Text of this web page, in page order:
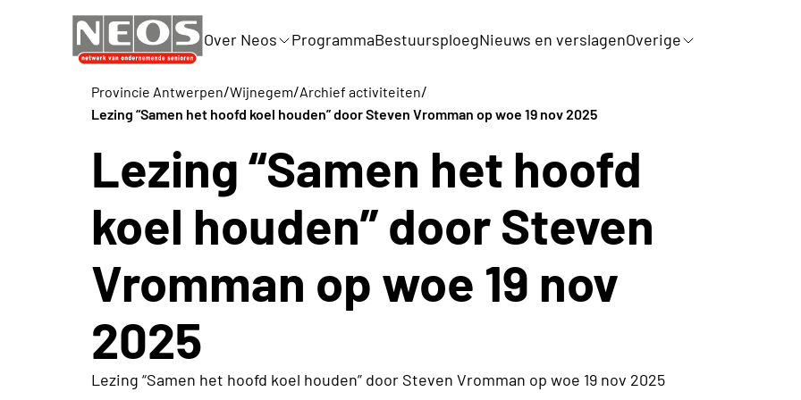
Over Neos ProgrammaBestuursploegNieuws en verslagenOverige
Provincie Antwerpen/Wijnegem/Archief activiteiten/
Lezing “Samen het hoofd koel houden” door Steven Vromman op woe 19 nov 2025
Lezing “Samen het hoofd
koel houden” door Steven
Vromman op woe 19 nov
2025
Lezing “Samen het hoofd koel houden” door Steven Vromman op woe 19 nov 2025